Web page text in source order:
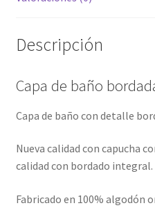
Descripción
Capa de baño
Capa de baño con detalle
Nueva calidad con capucha
calidad con bordado integral.
Fabricado en 100% algodón